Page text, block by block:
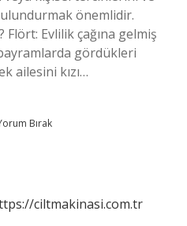
önemlidir.
Flört: Evlilik çağına gelmiş
gördükleri
ailesini kızı…
Bırak
ciltmakinasi.com.tr